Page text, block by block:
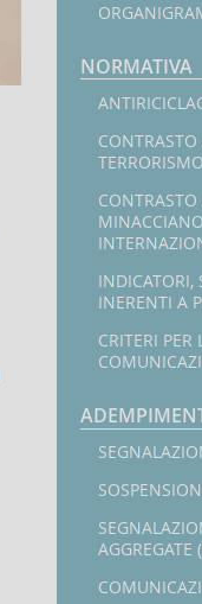
NORMATIVA
TERRORISMO
CONTRASTO
INDICATORI,
INERENTI A
CRITERI PER
AGGREGATE